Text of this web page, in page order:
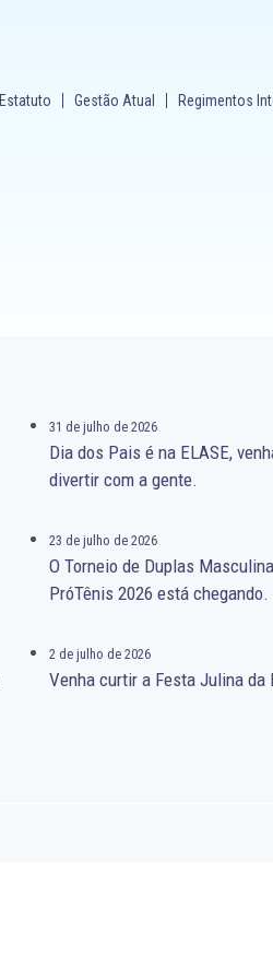
Estatuto Gestão Atual Regimentos
31 de julho de 2026
Dia dos Pais é na ELASE,
divertir com a gente.
23 de julho de 2026
O Torneio de Duplas
PróTênis 2026 está chegando.
2 de julho de 2026
Venha curtir a Festa Julina da